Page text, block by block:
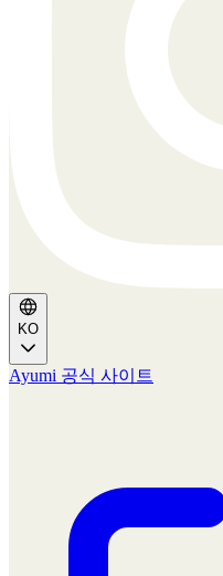
KO
Ayumi 공식 사이트